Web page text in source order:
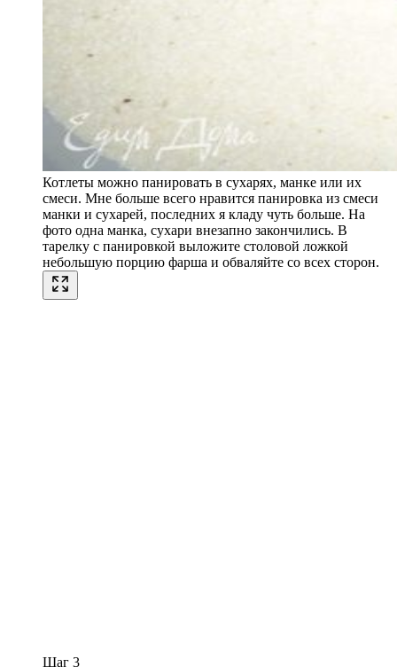
Котлеты можно панировать в сухарях, манке или их
смеси. Мне больше всего нравится панировка из смеси
манки и сухарей, последних я кладу чуть больше. На
фото одна манка, сухари внезапно закончились. В
тарелку с панировкой выложите столовой ложкой
небольшую порцию фарша и обваляйте со всех сторон.
Шаг 3